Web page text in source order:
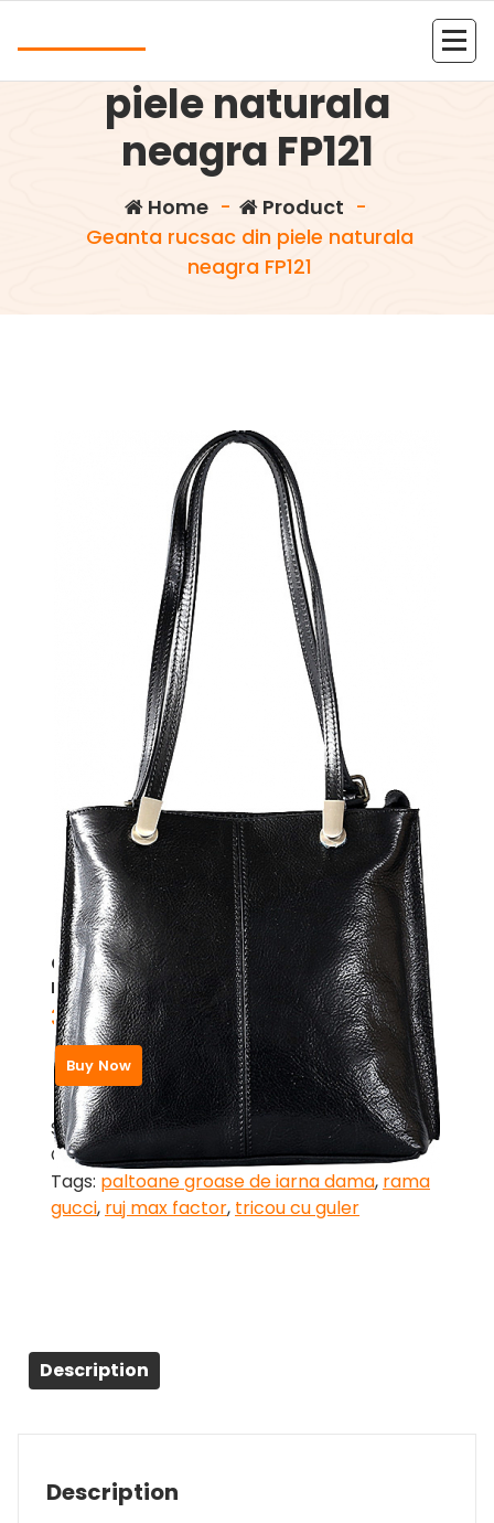
Geanta rucsac din
piele naturala
neagra FP121
Home- Product -
Geanta rucsac din piele naturala
neagra FP121
Geanta rucsac din piele naturala
neagra FP121
365,00zł
Buy Now
SKU:a85710162956
Category:Genti de dama
Tags: paltoane groase de iarna dama, rama
gucci, ruj max factor, tricou cu guler
Description
Description